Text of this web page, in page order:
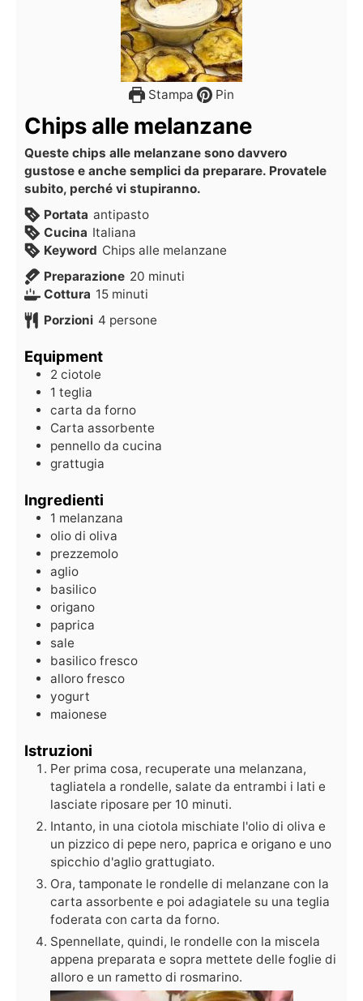
Stampa Pin
Chips alle melanzane
Queste chips alle melanzane sono davvero
gustose e anche semplici da preparare. Provatele
subito, perché vi stupiranno.
Portata antipasto
Cucina Italiana
Keyword Chips alle melanzane
Preparazione 20 minuti
Cottura 15 minuti
Porzioni 4 persone
Equipment
2 ciotole
1 teglia
carta da forno
Carta assorbente
pennello da cucina
grattugia
Ingredienti
1 melanzana
olio di oliva
prezzemolo
aglio
basilico
origano
paprica
sale
basilico fresco
alloro fresco
yogurt
maionese
Istruzioni
Per prima cosa, recuperate una melanzana,
tagliatela a rondelle, salate da entrambi i lati e
lasciate riposare per 10 minuti.
Intanto, in una ciotola mischiate l'olio di oliva e
un pizzico di pepe nero, paprica e origano e uno
spicchio d'aglio grattugiato.
Ora, tamponate le rondelle di melanzane con la
carta assorbente e poi adagiatele su una teglia
foderata con carta da forno.
Spennellate, quindi, le rondelle con la miscela
appena preparata e sopra mettete delle foglie di
alloro e un rametto di rosmarino.